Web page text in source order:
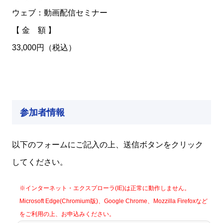
ウェブ：動画配信セミナー
【 金 額 】
33,000円（税込）
参加者情報
以下のフォームにご記入の上、送信ボタンをクリック
してください。
※インターネット・エクスプローラ(IE)は正常に動作しません。
Microsoft Edge(Chromium版)、Google Chrome、Mozzilla Firefoxなど
をご利用の上、お申込みください。